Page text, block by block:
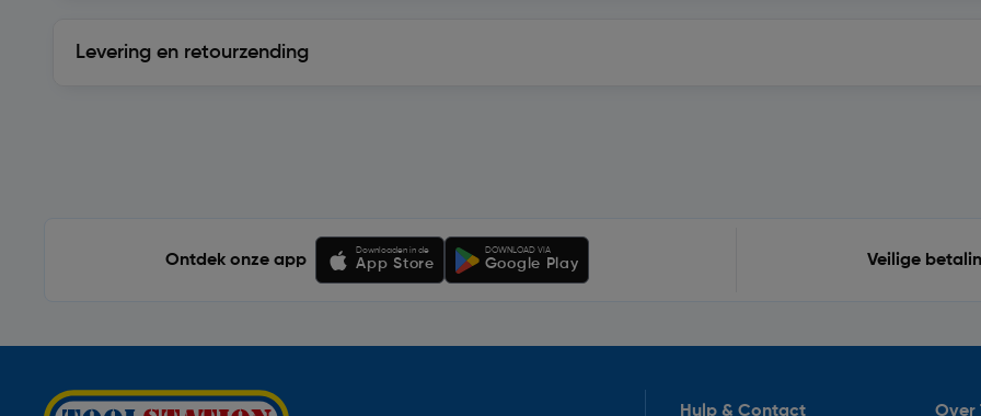
Levering en retourzending
Ontdek onze app
Downloaden in de
App Store
DOWNLOAD VIA
Google Play Veilige
Hulp & Contact Over